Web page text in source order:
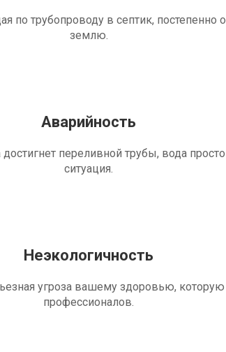
трубопроводу в септик,
землю.
Аварийность
переливной трубы, вода
ситуация.
Неэкологичность
угроза вашему здоровью,
профессионалов.